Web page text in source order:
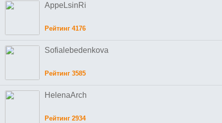
AppeLsinRi
Рейтинг 4176
Sofialebedenkova
Рейтинг 3585
HelenaArch
Рейтинг 2934